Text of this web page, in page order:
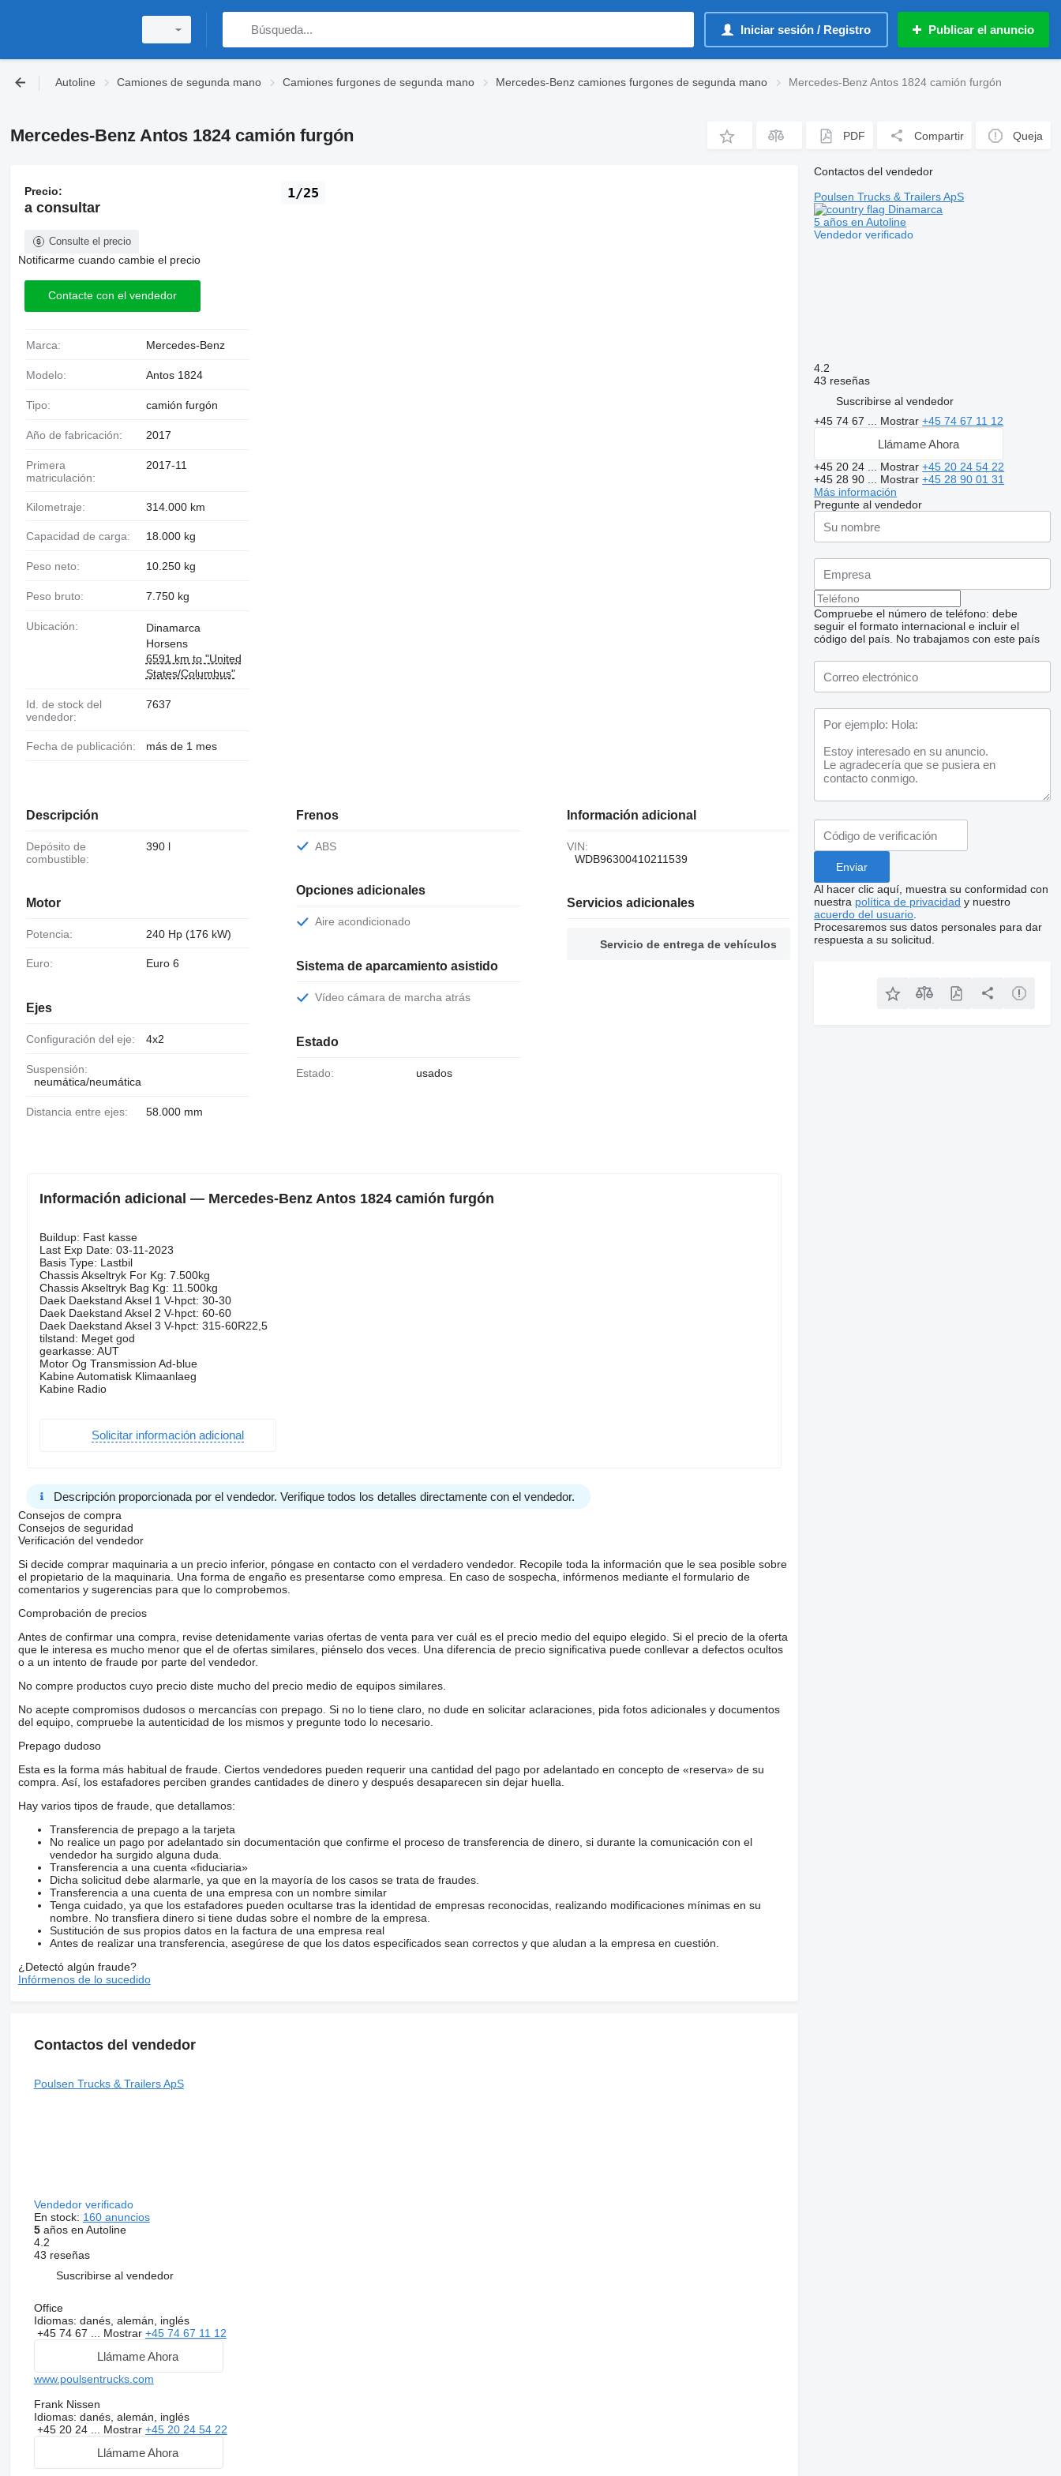
Iniciar sesión / Registro Publicar el anuncio
Autoline Camiones de segunda mano Camiones furgones de segunda mano Mercedes-Benz camiones furgones de segunda mano Mercedes-Benz Antos 1824 camión furgón
Mercedes-Benz Antos 1824 camión furgón PDF Compartir Queja
1/25
Precio:
a consultar
Consulte el precio
Notificarme cuando cambie el precio
Contacte con el vendedor
Marca: Mercedes-Benz
Modelo: Antos 1824
Tipo: camión furgón
Año de fabricación: 2017
Primera
matriculación:
2017-11
Kilometraje: 314.000 km
Capacidad de carga: 18.000 kg
Peso neto: 10.250 kg
Peso bruto: 7.750 kg
Ubicación:
Dinamarca
Horsens
6591 km to "United
States/Columbus"
Id. de stock del
vendedor:
7637
Fecha de publicación: más de 1 mes
Descripción
Depósito de
combustible:
390 l
Motor
Potencia: 240 Hp (176 kW)
Euro: Euro 6
Ejes
Configuración del eje: 4x2
Suspensión:
neumática/neumática
Distancia entre ejes: 58.000 mm
Frenos
ABS
Opciones adicionales
Aire acondicionado
Sistema de aparcamiento asistido
Vídeo cámara de marcha atrás
Estado
Estado: usados
Información adicional
VIN:
WDB96300410211539
Servicios adicionales
Servicio de entrega de vehículos
Información adicional — Mercedes-Benz Antos 1824 camión furgón
Buildup: Fast kasse
Last Exp Date: 03-11-2023
Basis Type: Lastbil
Chassis Akseltryk For Kg: 7.500kg
Chassis Akseltryk Bag Kg: 11.500kg
Daek Daekstand Aksel 1 V-hpct: 30-30
Daek Daekstand Aksel 2 V-hpct: 60-60
Daek Daekstand Aksel 3 V-hpct: 315-60R22,5
tilstand: Meget god
gearkasse: AUT
Motor Og Transmission Ad-blue
Kabine Automatisk Klimaanlaeg
Kabine Radio
Solicitar información adicional
Descripción proporcionada por el vendedor. Verifique todos los detalles directamente con el vendedor.
Consejos de compra
Consejos de seguridad
Verificación del vendedor
Si decide comprar maquinaria a un precio inferior, póngase en contacto con el verdadero vendedor. Recopile toda la información que le sea posible sobre
el propietario de la maquinaria. Una forma de engaño es presentarse como empresa. En caso de sospecha, infórmenos mediante el formulario de
comentarios y sugerencias para que lo comprobemos.
Comprobación de precios
Antes de confirmar una compra, revise detenidamente varias ofertas de venta para ver cuál es el precio medio del equipo elegido. Si el precio de la oferta
que le interesa es mucho menor que el de ofertas similares, piénselo dos veces. Una diferencia de precio significativa puede conllevar a defectos ocultos
o a un intento de fraude por parte del vendedor.
No compre productos cuyo precio diste mucho del precio medio de equipos similares.
No acepte compromisos dudosos o mercancías con prepago. Si no lo tiene claro, no dude en solicitar aclaraciones, pida fotos adicionales y documentos
del equipo, compruebe la autenticidad de los mismos y pregunte todo lo necesario.
Prepago dudoso
Esta es la forma más habitual de fraude. Ciertos vendedores pueden requerir una cantidad del pago por adelantado en concepto de «reserva» de su
compra. Así, los estafadores perciben grandes cantidades de dinero y después desaparecen sin dejar huella.
Hay varios tipos de fraude, que detallamos:
Transferencia de prepago a la tarjeta
No realice un pago por adelantado sin documentación que confirme el proceso de transferencia de dinero, si durante la comunicación con el
vendedor ha surgido alguna duda.
Transferencia a una cuenta «fiduciaria»
Dicha solicitud debe alarmarle, ya que en la mayoría de los casos se trata de fraudes.
Transferencia a una cuenta de una empresa con un nombre similar
Tenga cuidado, ya que los estafadores pueden ocultarse tras la identidad de empresas reconocidas, realizando modificaciones mínimas en su
nombre. No transfiera dinero si tiene dudas sobre el nombre de la empresa.
Sustitución de sus propios datos en la factura de una empresa real
Antes de realizar una transferencia, asegúrese de que los datos especificados sean correctos y que aludan a la empresa en cuestión.
¿Detectó algún fraude?
Infórmenos de lo sucedido
Contactos del vendedor
Poulsen Trucks & Trailers ApS
Vendedor verificado
En stock: 160 anuncios
5años en Autoline
4.2
43 reseñas
Suscribirse al vendedor
Office
Idiomas: danés, alemán, inglés
+45 74 67 ... Mostrar +45 74 67 11 12
Llámame Ahora
www.poulsentrucks.com
Frank Nissen
Idiomas: danés, alemán, inglés
+45 20 24 ... Mostrar +45 20 24 54 22
Llámame Ahora
Contactos del vendedor
Poulsen Trucks & Trailers ApS
Dinamarca
5 años en Autoline
Vendedor verificado
4.2
43 reseñas
Suscribirse al vendedor
+45 74 67 ... Mostrar+45 74 67 11 12
Llámame Ahora
+45 20 24 ... Mostrar+45 20 24 54 22
+45 28 90 ... Mostrar+45 28 90 01 31
Más información
Pregunte al vendedor
Compruebe el número de teléfono: debe
seguir el formato internacional e incluir el
código del país. No trabajamos con este país
Al hacer clic aquí, muestra su conformidad con
nuestra política de privacidad y nuestro
acuerdo del usuario
Procesaremos sus datos personales para dar
respuesta a su solicitud.